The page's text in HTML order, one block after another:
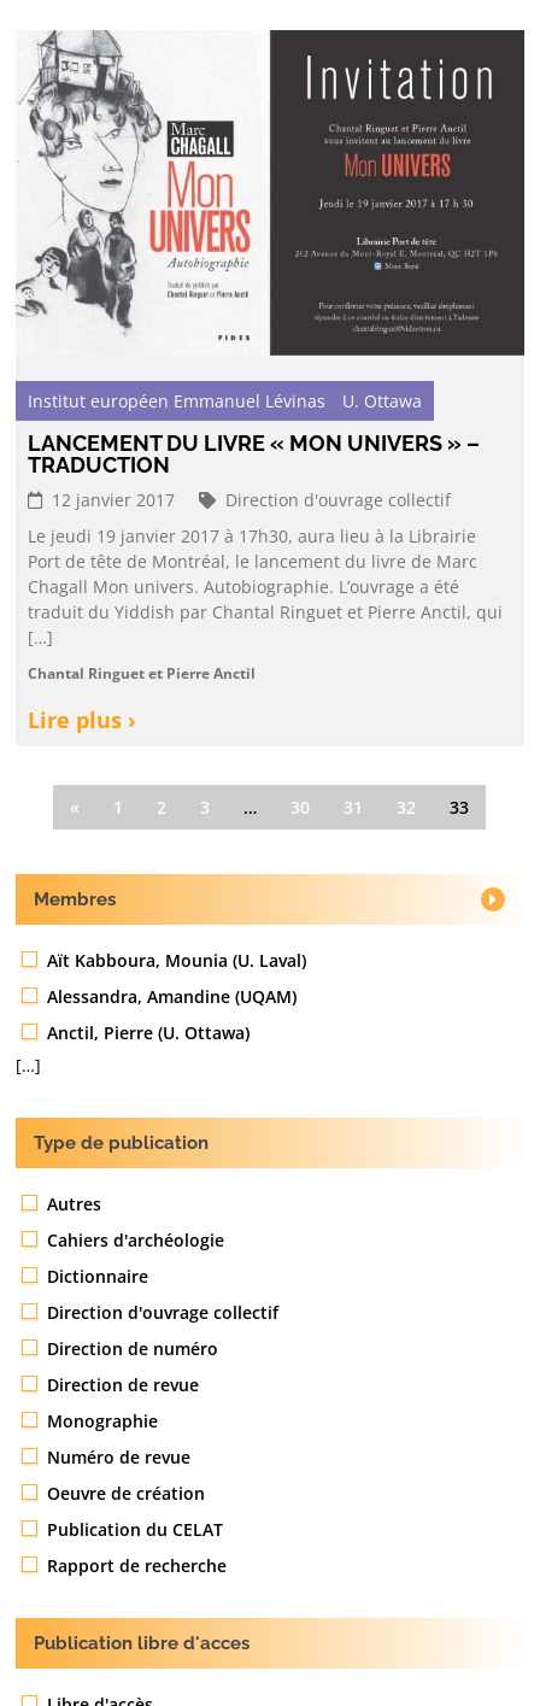
Institut européen Emmanuel Lévinas U. Ottawa
LANCEMENT DU LIVRE « MON UNIVERS » –
TRADUCTION
12 janvier 2017
Direction d'ouvrage collectif
Le jeudi 19 janvier 2017 à 17h30, aura lieu à la Librairie
Port de tête de Montréal, le lancement du livre de Marc
Chagall Mon univers. Autobiographie. L’ouvrage a été
traduit du Yiddish par Chantal Ringuet et Pierre Anctil, qui
[…]
Chantal Ringuet et Pierre Anctil
Lire plus ›
« 1 2 3 … 30 31 32 33
Membres
Aït Kabboura, Mounia (U. Laval)
Alessandra, Amandine (UQAM)
Anctil, Pierre (U. Ottawa)
[…]
Type de publication
Autres
Cahiers d'archéologie
Dictionnaire
Direction d'ouvrage collectif
Direction de numéro
Direction de revue
Monographie
Numéro de revue
Oeuvre de création
Publication du CELAT
Rapport de recherche
Publication libre d'acces